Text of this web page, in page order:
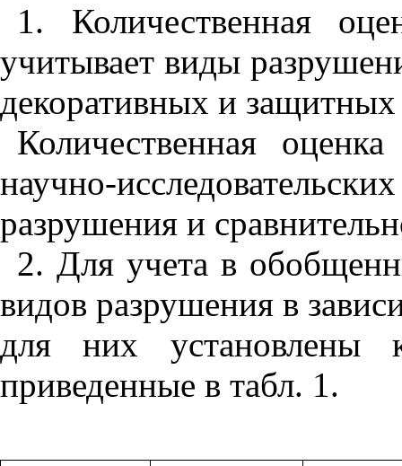
1. Количественная
учитывает виды
декоративных и защитных
Количественная
научно-
разрушения и
2. Для учета в
видов разрушения в
для них установлены
приведенные в табл. 1.